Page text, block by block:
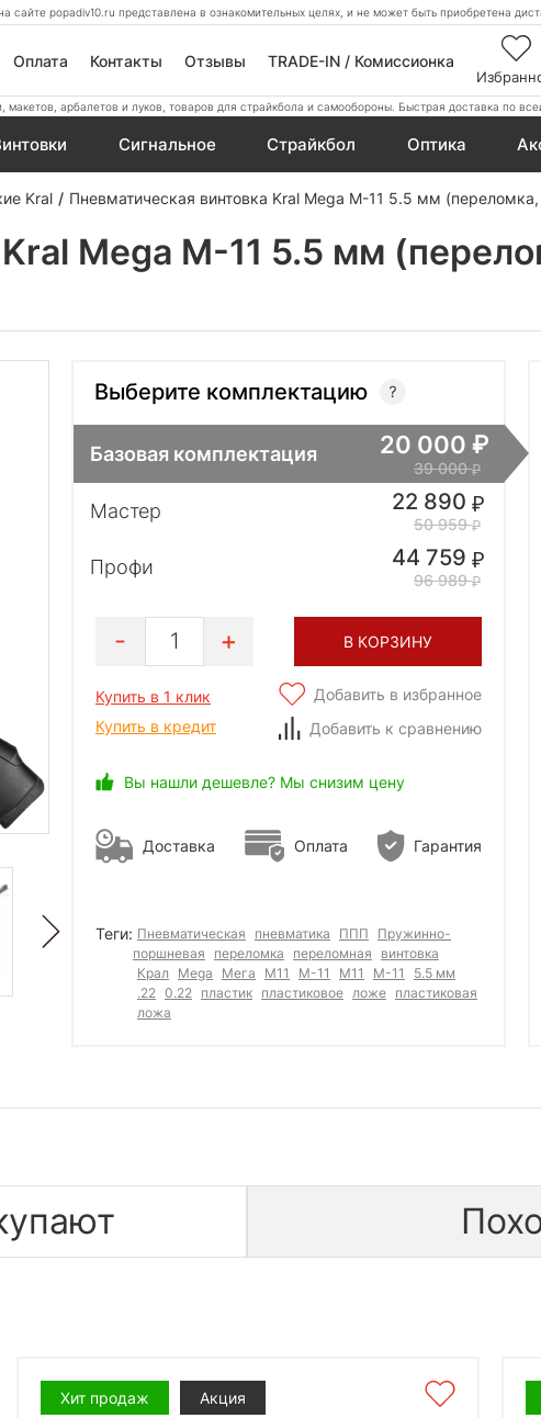
сайте popadiv10.ru представлена в ознакомительных целях, и не может быть приобретена
Оплата Контакты Отзывы TRADE-IN / Комиссионка
макетов, арбалетов и луков, товаров для страйкбола и самообороны. Быстрая доставка по
Сигнальное Страйкбол Оптика
Kral Пневматическая винтовка Kral Mega M-11 5.5 мм (переломка,
Mega M-11 5.5 мм
Выберите комплектацию
Базовая комплектация 20 000
39 000
Мастер 22 890
50 959
Профи 44 759
96 989
1 В КОРЗИНУ
Купить в 1 клик
Купить в кредит
Добавить в избранное
Добавить к сравнению
Вы нашли дешевле? Мы снизим цену
Доставка Оплата Гарантия
Теги: Пневматическая пневматика ППП
Пружинно-
поршневая
переломка переломная
винтовка
Крал
Mega Мега М11 М-11 M11 M-11
5.5 мм
.22 0.22 пластик пластиковое ложе пластиковая
ложа
Хит продаж Акция